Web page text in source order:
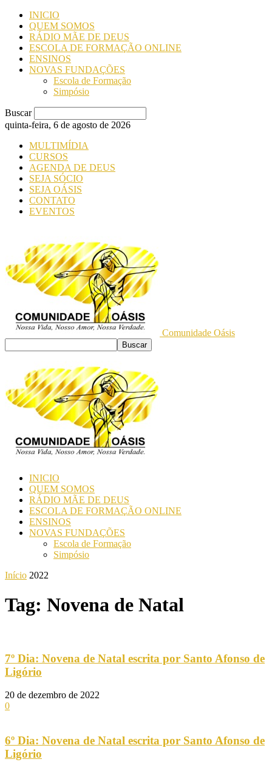
INICIO
QUEM SOMOS
RÁDIO MÃE DE DEUS
ESCOLA DE FORMAÇÃO ONLINE
ENSINOS
NOVAS FUNDAÇÕES
Escola de Formação
Simpósio
Buscar
quinta-feira, 6 de agosto de 2026
MULTIMÍDIA
CURSOS
AGENDA DE DEUS
SEJA SÓCIO
SEJA OÁSIS
CONTATO
EVENTOS
Comunidade Oásis
INICIO
QUEM SOMOS
RÁDIO MÃE DE DEUS
ESCOLA DE FORMAÇÃO ONLINE
ENSINOS
NOVAS FUNDAÇÕES
Escola de Formação
Simpósio
Início 2022
Tag: Novena de Natal
7º Dia: Novena de Natal escrita por Santo Afonso de
Ligório
20 de dezembro de 2022
0
6º Dia: Novena de Natal escrita por Santo Afonso de
Ligório